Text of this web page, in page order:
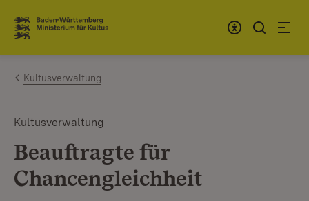
Zum Inhalt springen
Link zur Startseite
Kultusverwaltung
Kultusverwaltung
Beauftragte für
Chancengleichheit